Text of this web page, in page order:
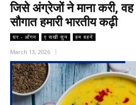
जिसे अंग्रेजों ने माना करी,
सौगात हमारी भारतीय कढ़ी
घर - आँगन ए सखी सुन हम बहनें
March 13, 2026